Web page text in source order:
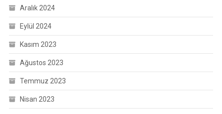
Aralık 2024
Eylül 2024
Kasım 2023
Ağustos 2023
Temmuz 2023
Nisan 2023